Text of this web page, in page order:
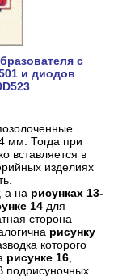
с
и диодов
мм. Тогда при
вставляется в
изделиях
а на рисунках 13-
14 для
сторона
рисунку
которого
рисунке 16